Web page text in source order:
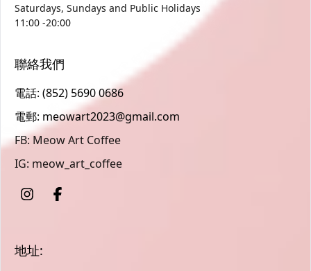
Saturdays, Sundays and Public Holidays
11:00 -20:00
聯絡我們
電話: (852) 5690 0686
電郵: meowart2023@gmail.com
FB: Meow Art Coffee
IG: meow_art_coffee
地址: